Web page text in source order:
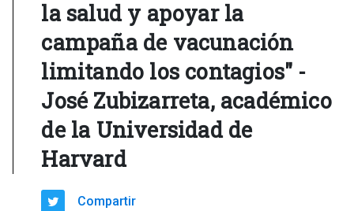
la salud y apoyar la
campaña de vacunación
limitando los contagios" - ​
José Zubizarreta, académico
de la Universidad de
Harvard
Compartir